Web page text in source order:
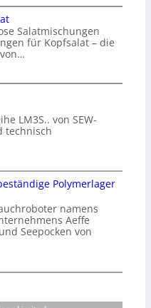
Salatmischungen
für Kopfsalat – die
LM3S.. von SEW-
technisch
Polymerlager
namens
Aeffe
Seepocken von